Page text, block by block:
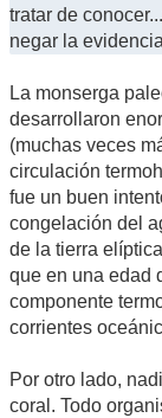
tratar de
negar la
La monserga
desarrollaron
(muchas veces
circulación
fue un buen
congelación del
de la tierra
que en una edad
componente
corrientes
Por otro lado,
coral. Todo